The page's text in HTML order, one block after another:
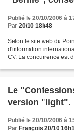
Publié le 20/10/2006 à
Par 20/10 18h48
Selon le site web du
d'information
CV. La concurrence est
Le
version "light".
Publié le 20/10/2006 à
Par François 20/10